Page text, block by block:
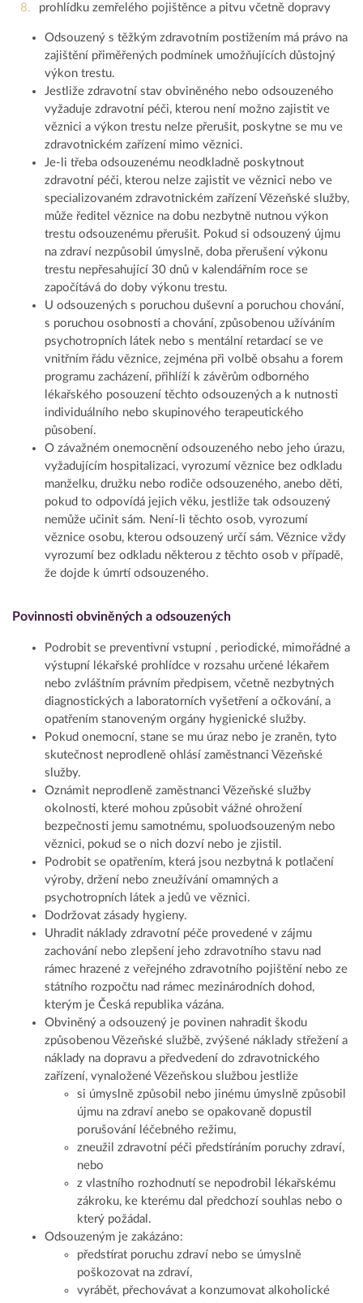
prohlídku zemřelého pojištěnce a pitvu včetně dopravy
Odsouzený s těžkým zdravotním postižením má právo na
zajištění přiměřených podmínek umožňujících důstojný
výkon trestu.
Jestliže zdravotní stav obviněného nebo odsouzeného
vyžaduje zdravotní péči, kterou není možno zajistit ve
věznici a výkon trestu nelze přerušit, poskytne se mu ve
zdravotnickém zařízení mimo věznici.
Je-li třeba odsouzenému neodkladně poskytnout
zdravotní péči, kterou nelze zajistit ve věznici nebo ve
specializovaném zdravotnickém zařízení Vězeňské služby,
může ředitel věznice na dobu nezbytně nutnou výkon
trestu odsouzenému přerušit. Pokud si odsouzený újmu
na zdraví nezpůsobil úmyslně, doba přerušení výkonu
trestu nepřesahující 30 dnů v kalendářním roce se
započítává do doby výkonu trestu.
U odsouzených s poruchou duševní a poruchou chování,
s poruchou osobnosti a chování, způsobenou užíváním
psychotropních látek nebo s mentální retardací se ve
vnitřním řádu věznice, zejména při volbě obsahu a forem
programu zacházení, přihlíží k závěrům odborného
lékařského posouzení těchto odsouzených a k nutnosti
individuálního nebo skupinového terapeutického
působení.
O závažném onemocnění odsouzeného nebo jeho úrazu,
vyžadujícím hospitalizaci, vyrozumí věznice bez odkladu
manželku, družku nebo rodiče odsouzeného, anebo děti,
pokud to odpovídá jejich věku, jestliže tak odsouzený
nemůže učinit sám. Není-li těchto osob, vyrozumí
věznice osobu, kterou odsouzený určí sám. Věznice vždy
vyrozumí bez odkladu některou z těchto osob v případě,
že dojde k úmrtí odsouzeného.
Povinnosti obviněných a odsouzených
Podrobit se preventivní vstupní , periodické, mimořádné a
výstupní lékařské prohlídce v rozsahu určené lékařem
nebo zvláštním právním předpisem, včetně nezbytných
diagnostických a laboratorních vyšetření a očkování, a
opatřením stanoveným orgány hygienické služby.
Pokud onemocní, stane se mu úraz nebo je zraněn, tyto
skutečnost neprodleně ohlásí zaměstnanci Vězeňské
služby.
Oznámit neprodleně zaměstnanci Vězeňské služby
okolnosti, které mohou způsobit vážné ohrožení
bezpečnosti jemu samotnému, spoluodsouzeným nebo
věznici, pokud se o nich dozví nebo je zjistil.
Podrobit se opatřením, která jsou nezbytná k potlačení
výroby, držení nebo zneužívání omamných a
psychotropních látek a jedů ve věznici.
Dodržovat zásady hygieny.
Uhradit náklady zdravotní péče provedené v zájmu
zachování nebo zlepšení jeho zdravotního stavu nad
rámec hrazené z veřejného zdravotního pojištění nebo ze
státního rozpočtu nad rámec mezinárodních dohod,
kterým je Česká republika vázána.
Obviněný a odsouzený je povinen nahradit škodu
způsobenou Vězeňské službě, zvýšené náklady střežení a
náklady na dopravu a předvedení do zdravotnického
zařízení, vynaložené Vězeňskou službou jestliže
si úmyslně způsobil nebo jinému úmyslně způsobil
újmu na zdraví anebo se opakovaně dopustil
porušování léčebného režimu,
zneužil zdravotní péči předstíráním poruchy zdraví,
nebo
z vlastního rozhodnutí se nepodrobil lékařskému
zákroku, ke kterému dal předchozí souhlas nebo o
který požádal.
Odsouzeným je zakázáno:
předstírat poruchu zdraví nebo se úmyslně
poškozovat na zdraví,
vyrábět, přechovávat a konzumovat alkoholické